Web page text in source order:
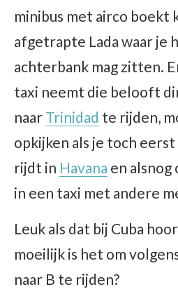
minibus met airco boekt
afgetrapte Lada waar je
achterbank mag zitten.
taxi neemt die belooft
naar Trinidad te rijden,
opkijken als je toch
rijdt in Havana en
in een taxi met andere
Leuk als dat bij Cuba
moeilijk is het om
naar B te rijden?